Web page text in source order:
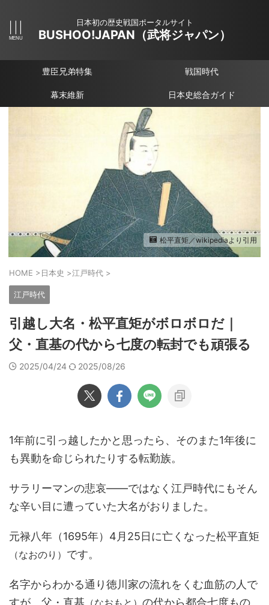
日本初の歴史戦国ポータルサイト
BUSHOO!JAPAN（武将ジャパン）
豊臣兄弟特集 戦国時代
幕末維新 日本史総合ガイド
松平直矩／wikipediaより引用
HOME >日本史 >江戸時代 >
江戸時代
引越し大名・松平直矩がボロボロだ｜
父・直基の代から七度の転封でも頑張る
2025/04/24 2025/08/26
1年前に引っ越したかと思ったら、そのまた1年後に
も異動を命じられたりする転勤族。
サラリーマンの悲哀――ではなく江戸時代にもそん
な辛い目に遭っていた大名がおりました。
元禄八年（1695年）4月25日に亡くなった松平直矩
（なおのり） です。
名字からわかる通り徳川家の流れをくむ血筋の人で
すが、父・直基 （なおもと） の代から都合七度もの